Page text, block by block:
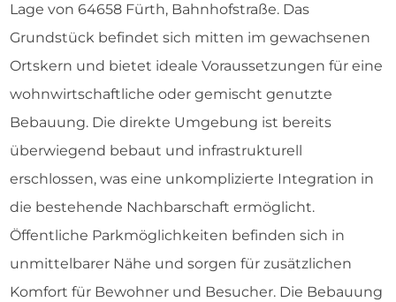
Lage von 64658 Fürth, Bahnhofstraße. Das
Grundstück befindet sich mitten im gewachsenen
Ortskern und bietet ideale Voraussetzungen für eine
wohnwirtschaftliche oder gemischt genutzte
Bebauung. Die direkte Umgebung ist bereits
überwiegend bebaut und infrastrukturell
erschlossen, was eine unkomplizierte Integration in
die bestehende Nachbarschaft ermöglicht.
Öffentliche Parkmöglichkeiten befinden sich in
unmittelbarer Nähe und sorgen für zusätzlichen
Komfort für Bewohner und Besucher. Die Bebauung